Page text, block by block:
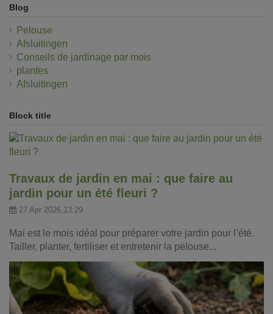
Blog
Pelouse
Afsluitingen
Conseils de jardinage par mois
plantes
Afsluitingen
Block title
Travaux de jardin en mai : que faire au
jardin pour un été fleuri ?
27 Apr 2026,13:29
Mai est le mois idéal pour préparer votre jardin pour l’été.
Tailler, planter, fertiliser et entretenir la pelouse...